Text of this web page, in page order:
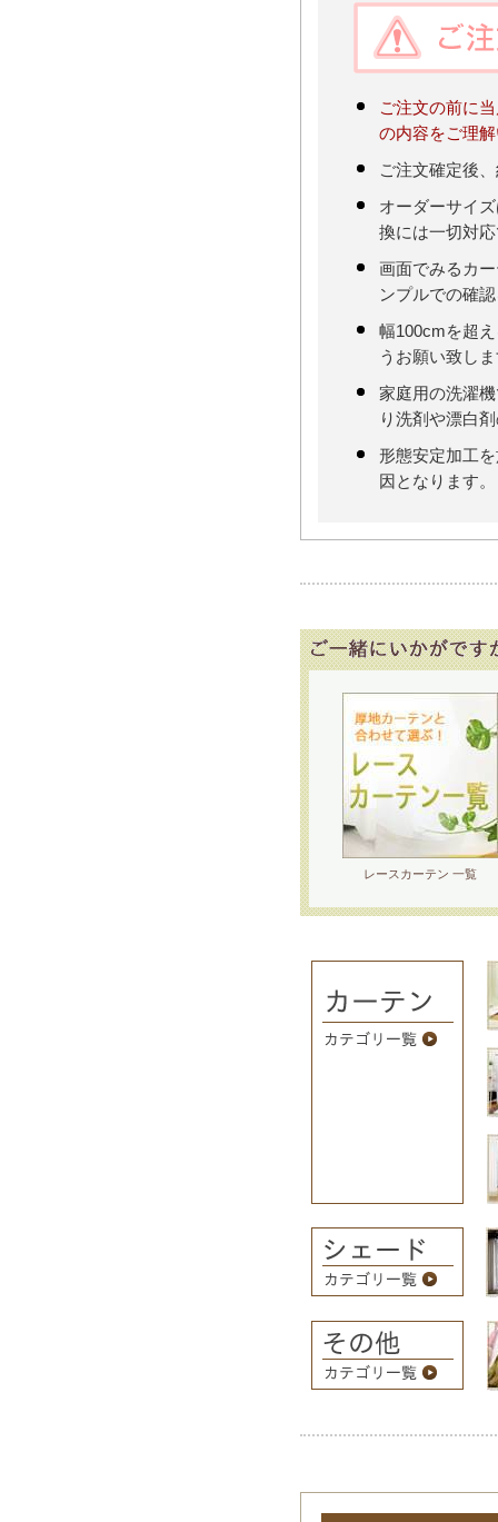
ご注文の前に
の内容をご理
ご注文確定後
オーダーサイ
換には一切対
画面でみるカ
ンプルでの確
幅100cmを超
うお願い致し
家庭用の洗濯
り洗剤や漂白
形態安定加工
因となります。
レースカーテン 一覧